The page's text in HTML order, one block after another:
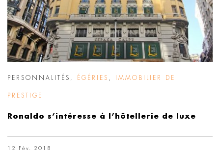
PERSONNALITÉS ÉGÉRIES IMMOBILIER DE
PRESTIGE
Ronaldo s’intéresse à l’hôtellerie de luxe
12 Fév. 2018